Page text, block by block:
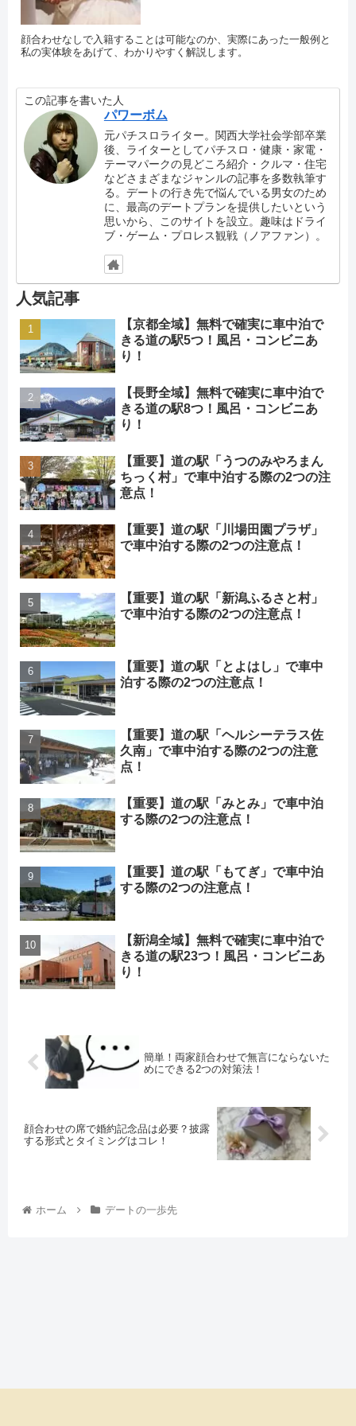
顔合わせなしで入籍することは可能なのか、実際にあった一般例と
私の実体験をあげて、わかりやすく解説します。
この記事を書いた人
パワーボム
元パチスロライター。関西大学社会学部卒業
後、ライターとしてパチスロ・健康・家電・
テーマパークの見どころ紹介・クルマ・住宅
などさまざまなジャンルの記事を多数執筆す
る。デートの行き先で悩んでいる男女のため
に、最高のデートプランを提供したいという
思いから、このサイトを設立。趣味はドライ
ブ・ゲーム・プロレス観戦（ノアファン）。
人気記事
【京都全域】無料で確実に車中泊で
きる道の駅5つ！風呂・コンビニあ
り！
【長野全域】無料で確実に車中泊で
きる道の駅8つ！風呂・コンビニあ
り！
【重要】道の駅「うつのみやろまん
ちっく村」で車中泊する際の2つの注
意点！
【重要】道の駅「川場田園プラザ」
で車中泊する際の2つの注意点！
【重要】道の駅「新潟ふるさと村」
で車中泊する際の2つの注意点！
【重要】道の駅「とよはし」で車中
泊する際の2つの注意点！
【重要】道の駅「ヘルシーテラス佐
久南」で車中泊する際の2つの注意
点！
【重要】道の駅「みとみ」で車中泊
する際の2つの注意点！
【重要】道の駅「もてぎ」で車中泊
する際の2つの注意点！
【新潟全域】無料で確実に車中泊で
きる道の駅23つ！風呂・コンビニあ
り！
簡単！両家顔合わせで無言にならないた
めにできる2つの対策法！
顔合わせの席で婚約記念品は必要？披露
する形式とタイミングはコレ！
ホーム デートの一歩先